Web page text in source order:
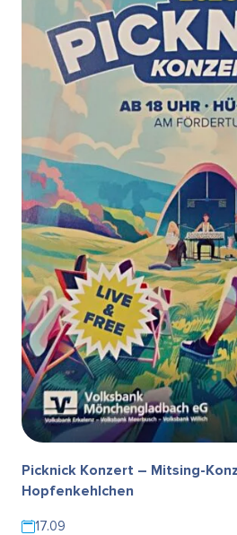
Picknick Konzert – Mitsing-
Hopfenkehlchen
17.09